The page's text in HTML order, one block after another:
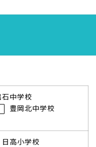
石中学校
豊岡北中学校
日高小学校